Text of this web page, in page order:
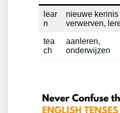
lear
n
nieuwe kennis
verwerven,
tea
ch
aanleren,
onderwijzen